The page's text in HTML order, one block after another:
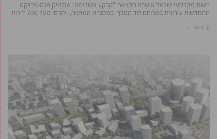
רשות מקרקעי ישראל אישרה הקצאת "קרקע משלימה" שתזניק מגה-פרויקט
התחדשות עירונית במתחם דוד המלך. במסגרת המתווה, ייהרסו מעל 700 דירות
קרא עוד ←